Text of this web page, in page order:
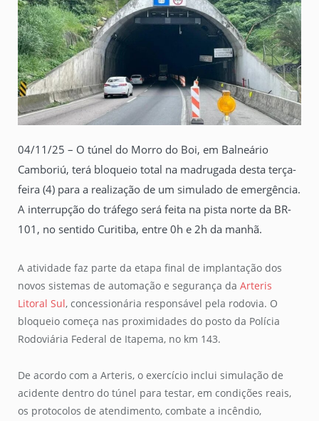
04/11/25 – O túnel do Morro do Boi, em Balneário
Camboriú, terá bloqueio total na madrugada desta terça-
feira (4) para a realização de um simulado de emergência.
A interrupção do tráfego será feita na pista norte da BR-
101, no sentido Curitiba, entre 0h e 2h da manhã.
A atividade faz parte da etapa final de implantação dos
novos sistemas de automação e segurança da Arteris
Litoral Sul, concessionária responsável pela rodovia. O
bloqueio começa nas proximidades do posto da Polícia
Rodoviária Federal de Itapema, no km 143.
De acordo com a Arteris, o exercício inclui simulação de
acidente dentro do túnel para testar, em condições reais,
os protocolos de atendimento, combate a incêndio,